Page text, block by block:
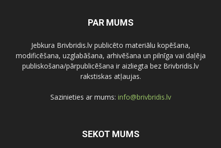
PAR MUMS
Jebkura Brivbridis.lv publicēto materiālu kopēšana,
modificēšana, uzglabāšana, arhivēšana un pilnīga vai daļēja
publiskošana/pārpublicēšana ir aizliegta bez Brivbridis.lv
rakstiskas atļaujas.
Sazinieties ar mums: info@brivbridis.lv
SEKOT MUMS